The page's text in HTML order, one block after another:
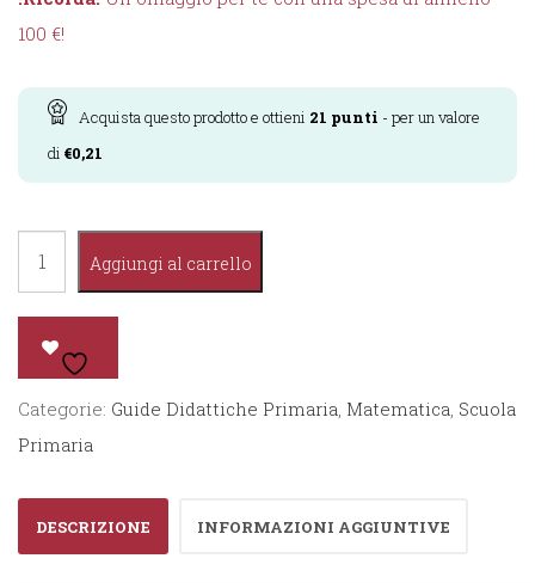
100 €!
Acquista questo prodotto e ottieni 21 punti - per un valore
di €0,21
Matematica
Aggiungi al carrello
Categorie: Guide Didattiche Primaria, Matematica, Scuola
Primaria
DESCRIZIONE INFORMAZIONI AGGIUNTIVE